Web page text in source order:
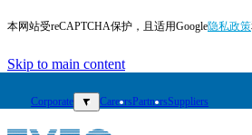
本网站受reCAPTCHA保护，且适用Google隐私政策
Skip to main content
Corporate ▼ CareersPartnersSuppliers